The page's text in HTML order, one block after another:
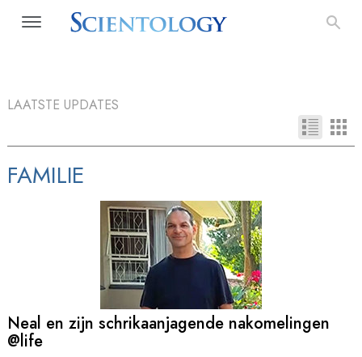
LAATSTE UPDATES
FAMILIE
Neal en zijn schrikaanjagende nakomelingen
@life